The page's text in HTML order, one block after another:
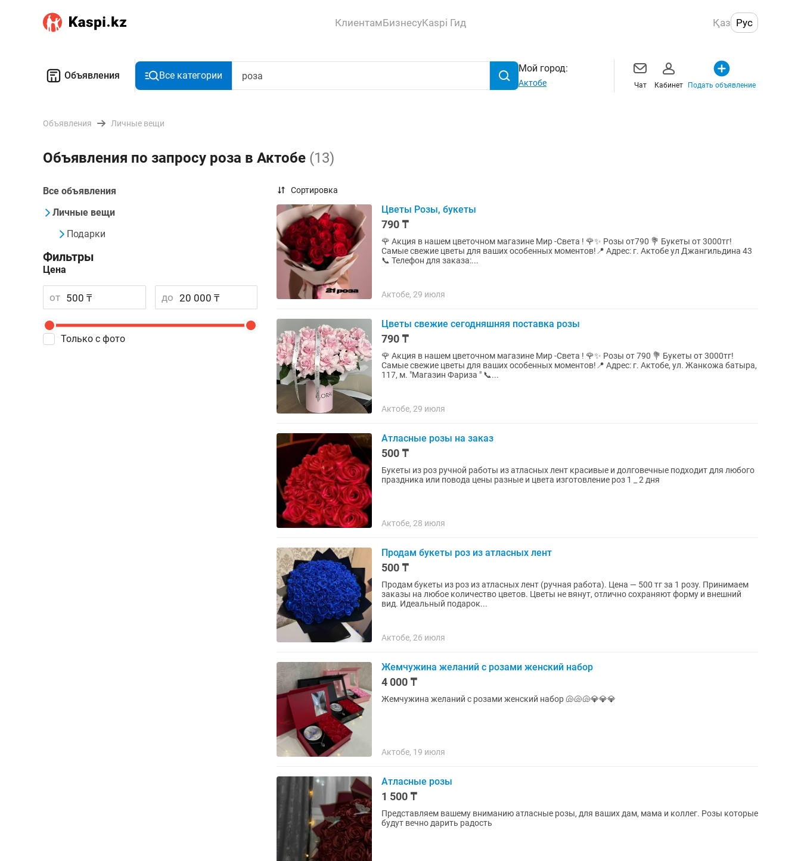
КлиентамБизнесуKaspi Гид Қаз Рус
Объявления Все категории
Мой город:
Актобе Чат Кабинет Подать объявление
Объявления Личные вещи
Объявления по запросу роза в Актобе (13)
Все объявления
Личные вещи
Подарки
Фильтры
Цена
от до
Только с фото
Сортировка
Цветы Розы, букеты
790 ₸
🌹 Акция в нашем цветочном магазине Мир -Света ! 🌹✨ Розы от790 💐 Букеты от 3000тг!
Самые свежие цветы для ваших особенных моментов!📍 Адрес: г. Актобе ул Джангильдина 43
📞 Телефон для заказа:...
Актобе, 29 июля
Цветы свежие сегодняшняя поставка розы
790 ₸
🌹 Акция в нашем цветочном магазине Мир -Света ! 🌹✨ Розы от 790 💐 Букеты от 3000тг!
Самые свежие цветы для ваших особенных моментов!📍 Адрес: г. Актобе, ул. Жанкожа батыра,
117, м. "Магазин Фариза " 📞...
Актобе, 29 июля
Атласные розы на заказ
500 ₸
Букеты из роз ручной работы из атласных лент красивые и долговечные подходит для любого
праздника или повода цены разные и цвета изготовление роз 1 _ 2 дня
Актобе, 28 июля
Продам букеты роз из атласных лент
500 ₸
Продам букеты из роз из атласных лент (ручная работа). Цена — 500 тг за 1 розу. Принимаем
заказы на любое количество цветов. Цветы не вянут, отлично сохраняют форму и внешний
вид. Идеальный подарок...
Актобе, 26 июля
Жемчужина желаний с розами женский набор
4 000 ₸
Жемчужина желаний с розами женский набор 🐚🐚🐚💎💎💎
Актобе, 19 июля
Атласные розы
1 500 ₸
Представляем вашему вниманию атласные розы, для ваших дам, мама и коллег. Розы которые
будут вечно дарить радость